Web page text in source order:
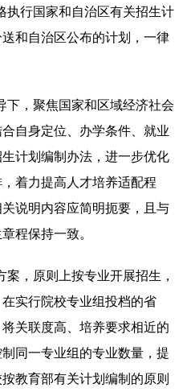
行国家和自治区有关招生计
和自治区公布的计划，一律
，聚焦国家和区域经济社会
自身定位、办学条件、就业
计划编制办法，进一步优化
着力提高人才培养适配程
说明内容应简明扼要，且与
程保持一致。
，原则上按专业开展招生，
实行院校专业组投档的省
关联度高、培养要求相近的
同一专业组的专业数量，提
教育部有关计划编制的原则